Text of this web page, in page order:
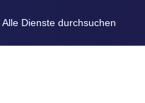
Alle Dienste durchsuchen